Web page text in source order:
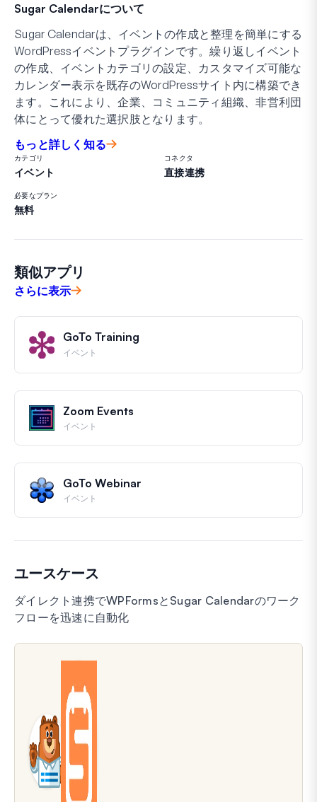
Sugar Calendarについて
Sugar Calendarは、イベントの作成と整理を簡単にする
WordPressイベントプラグインです。繰り返しイベント
の作成、イベントカテゴリの設定、カスタマイズ可能な
カレンダー表示を既存のWordPressサイト内に構築でき
ます。これにより、企業、コミュニティ組織、非営利団
体にとって優れた選択肢となります。
もっと詳しく知る
カテゴリ
イベント
コネクタ
直接連携
必要なプラン
無料
類似アプリ
さらに表示
GoTo Training
イベント
Zoom Events
イベント
GoTo Webinar
イベント
ユースケース
ダイレクト連携でWPFormsとSugar Calendarのワーク
フローを迅速に自動化